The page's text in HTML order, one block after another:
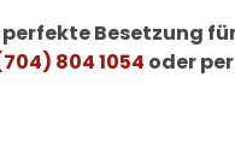
Besetzung
804 1054 oder